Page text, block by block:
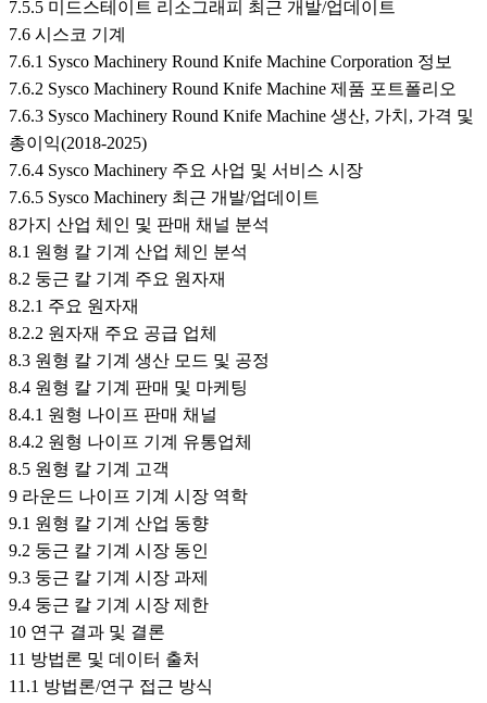
7.5.5 미드스테이트 리소그래피 최근 개발/업데이트
7.6 시스코 기계
7.6.1 Sysco Machinery Round Knife Machine Corporation 정보
7.6.2 Sysco Machinery Round Knife Machine 제품 포트폴리오
7.6.3 Sysco Machinery Round Knife Machine 생산, 가치, 가격 및
총이익(2018-2025)
7.6.4 Sysco Machinery 주요 사업 및 서비스 시장
7.6.5 Sysco Machinery 최근 개발/업데이트
8가지 산업 체인 및 판매 채널 분석
8.1 원형 칼 기계 산업 체인 분석
8.2 둥근 칼 기계 주요 원자재
8.2.1 주요 원자재
8.2.2 원자재 주요 공급 업체
8.3 원형 칼 기계 생산 모드 및 공정
8.4 원형 칼 기계 판매 및 마케팅
8.4.1 원형 나이프 판매 채널
8.4.2 원형 나이프 기계 유통업체
8.5 원형 칼 기계 고객
9 라운드 나이프 기계 시장 역학
9.1 원형 칼 기계 산업 동향
9.2 둥근 칼 기계 시장 동인
9.3 둥근 칼 기계 시장 과제
9.4 둥근 칼 기계 시장 제한
10 연구 결과 및 결론
11 방법론 및 데이터 출처
11.1 방법론/연구 접근 방식